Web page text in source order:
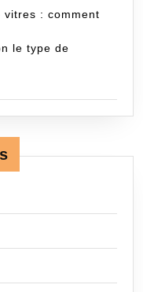
vitres : comment
le type de